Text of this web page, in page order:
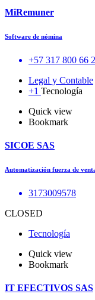
MiRemuner
Software de nómina
+57 317 800 66
Legal y Contable
+1 Tecnología
Quick view
Bookmark
SICOE SAS
Automatización fuerza de
3173009578
CLOSED
Tecnología
Quick view
Bookmark
IT EFECTIVOS SAS